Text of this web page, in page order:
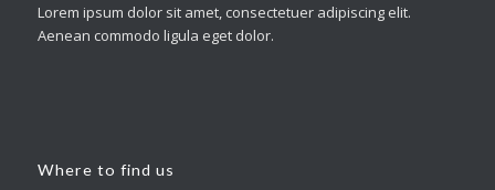
Lorem ipsum dolor sit amet, consectetuer adipiscing elit.
Aenean commodo ligula eget dolor.
Where to find us